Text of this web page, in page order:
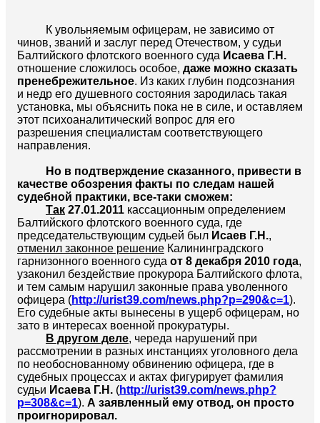
К увольняемым офицерам, не зависимо от
чинов, званий и заслуг перед Отечеством, у судьи
Балтийского флотского военного суда Исаева Г.Н.
отношение сложилось особое, даже можно сказать
пренебрежительное. Из каких глубин подсознания
и недр его душевного состояния зародилась такая
установка, мы объяснить пока не в силе, и оставляем
этот психоаналитический вопрос для его
разрешения специалистам соответствующего
направления.
Но в подтверждение сказанного, привести в
качестве обозрения факты по следам нашей
судебной практики, все-таки сможем:
Так 27.01.2011 кассационным определением
Балтийского флотского военного суда, где
председательствующим судьей был Исаев Г.Н.,
отменил законное решение Калининградского
гарнизонного военного суда от 8 декабря 2010 года,
узаконил бездействие прокурора Балтийского флота,
и тем самым нарушил законные права уволенного
офицера (http://urist39.com/news.php?p=290&c=1).
Его судебные акты вынесены в ущерб офицерам, но
зато в интересах военной прокуратуры.
В другом деле, череда нарушений при
рассмотрении в разных инстанциях уголовного дела
по необоснованному обвинению офицера, где в
судебных процессах и актах фигурирует фамилия
судьи Исаева Г.Н. (http://urist39.com/news.php?
p=308&c=1). А заявленный ему отвод, он просто
проигнорировал.